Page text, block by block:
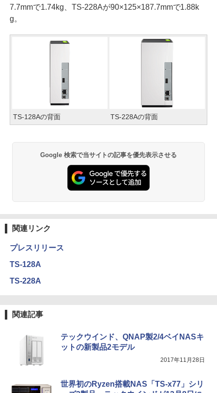
7.7mmで1.74kg、TS-228Aが90×125×187.7mmで1.88k
g。
TS-128Aの背面 TS-228Aの背面
Google 検索で当サイトの記事を優先表示させる
関連リンク
プレスリリース
TS-128A
TS-228A
関連記事
テックウインド、QNAP製2/4ベイNASキ
ットの新製品2モデル
2017年11月28日
世界初のRyzen搭載NAS「TS-x77」シリ